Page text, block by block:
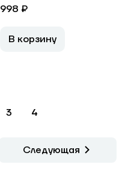
998 ₽
В корзину
3 4
Следующая